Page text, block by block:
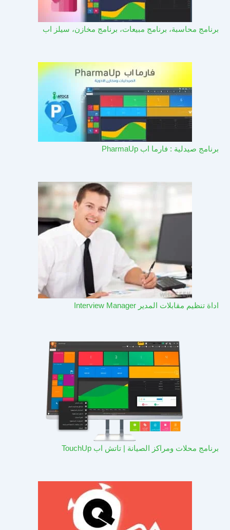
برنامج محاسبة، برنامج مبيعات، برنامج مخازن، سيلز اب
برنامج صيدلية : فارما اب PharmaUp​
اداة تنظيم مقابلات المدير Interview Manager
برنامج محلات ومراكز الصيانة | تاتش اب TouchUp